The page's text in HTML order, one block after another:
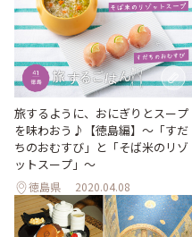
旅するように、おにぎりとスープ
を味わおう♪【徳島編】〜「すだ
ちのおむすび」と「そば米のリゾ
ットスープ」〜
徳島県 2020.04.08